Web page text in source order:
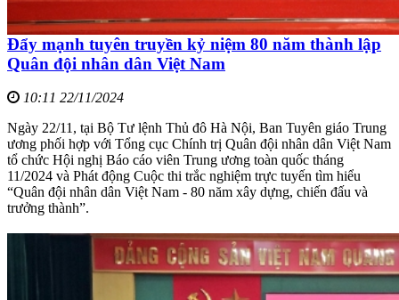
Đẩy mạnh tuyên truyền kỷ niệm 80 năm thành lập
Quân đội nhân dân Việt Nam
10:11 22/11/2024
Ngày 22/11, tại Bộ Tư lệnh Thủ đô Hà Nội, Ban Tuyên giáo Trung
ương phối hợp với Tổng cục Chính trị Quân đội nhân dân Việt Nam
tổ chức Hội nghị Báo cáo viên Trung ương toàn quốc tháng
11/2024 và Phát động Cuộc thi trắc nghiệm trực tuyến tìm hiểu
“Quân đội nhân dân Việt Nam - 80 năm xây dựng, chiến đấu và
trưởng thành”.